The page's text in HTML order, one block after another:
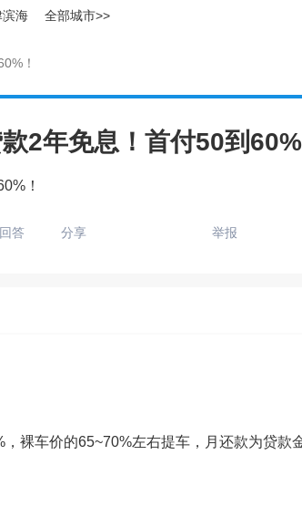
滨海 全部城市>>
！
2年免息！首付50到60%
！
答 分享 举报
裸车价的65~70%左右提车，月还款为贷款